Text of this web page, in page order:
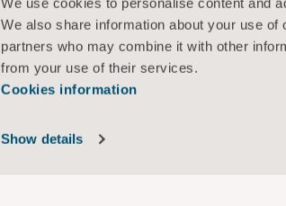
We also share information about your use
partners who may combine it with other
from your use of their services.
Cookies information
Show details